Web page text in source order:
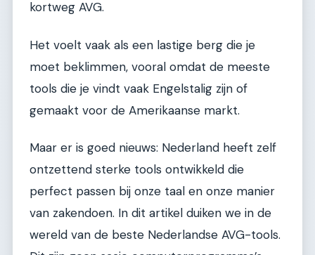
kortweg AVG.
Het voelt vaak als een lastige berg die je
moet beklimmen, vooral omdat de meeste
tools die je vindt vaak Engelstalig zijn of
gemaakt voor de Amerikaanse markt.
Maar er is goed nieuws: Nederland heeft zelf
ontzettend sterke tools ontwikkeld die
perfect passen bij onze taal en onze manier
van zakendoen. In dit artikel duiken we in de
wereld van de beste Nederlandse AVG-tools.